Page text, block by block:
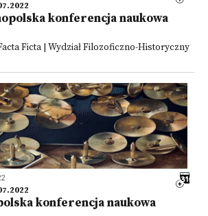
konferencja naukowa
Ficta | Wydział Filozoficzno-Historyczny
konferencja naukowa